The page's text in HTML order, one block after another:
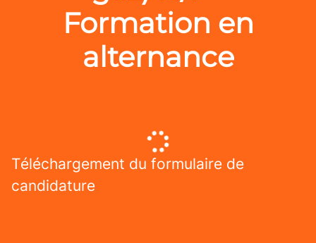
Formation en
alternance
Téléchargement du formulaire de
candidature